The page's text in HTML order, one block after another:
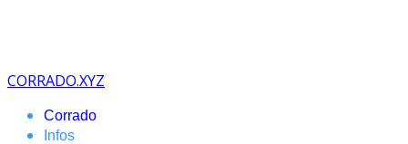
CORRADO.XYZ
Corrado
Infos